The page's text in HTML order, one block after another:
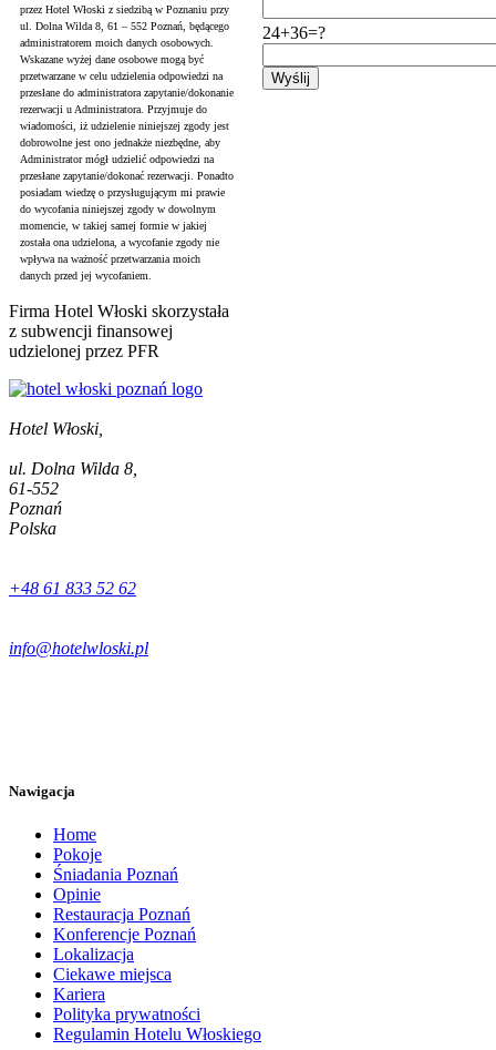
przez Hotel Włoski z siedzibą w Poznaniu przy
ul. Dolna Wilda 8, 61 – 552 Poznań, będącego
administratorem moich danych osobowych.
Wskazane wyżej dane osobowe mogą być
przetwarzane w celu udzielenia odpowiedzi na
przesłane do administratora zapytanie/dokonanie
rezerwacji u Administratora. Przyjmuje do
wiadomości, iż udzielenie niniejszej zgody jest
dobrowolne jest ono jednakże niezbędne, aby
Administrator mógł udzielić odpowiedzi na
przesłane zapytanie/dokonać rezerwacji. Ponadto
posiadam wiedzę o przysługującym mi prawie
do wycofania niniejszej zgody w dowolnym
momencie, w takiej samej formie w jakiej
została ona udzielona, a wycofanie zgody nie
wpływa na ważność przetwarzania moich
danych przed jej wycofaniem.
Firma Hotel Włoski skorzystała
z subwencji finansowej
udzielonej przez PFR
24+36=?
Hotel Włoski,
ul. Dolna Wilda 8,
61-552
Poznań
Polska
+48 61 833 52 62
info@hotelwloski.pl
Nawigacja
Home
Pokoje
Śniadania Poznań
Opinie
Restauracja Poznań
Konferencje Poznań
Lokalizacja
Ciekawe miejsca
Kariera
Polityka prywatności
Regulamin Hotelu Włoskiego